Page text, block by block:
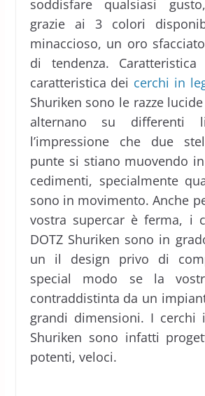
soddisfare qualsiasi
grazie ai 3 colori
minaccioso, un oro
di tendenza.
caratteristica dei cerchi in
Shuriken sono le razze
alternano su differenti
l’impressione che due
punte si stiano muovendo
cedimenti, specialmente
sono in movimento. Anche
vostra supercar è ferma, i
DOTZ Shuriken sono in
un il design privo di
special modo se la
contraddistinta da un
grandi dimensioni. I cerchi
Shuriken sono infatti
potenti, veloci.